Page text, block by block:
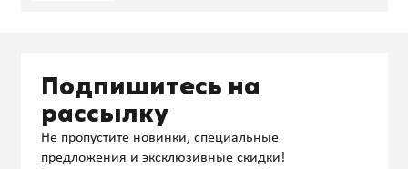
Подпишитесь на
рассылку
Не пропустите новинки, специальные
предложения и эксклюзивные скидки!